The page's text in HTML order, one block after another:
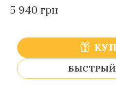
5 940 грн